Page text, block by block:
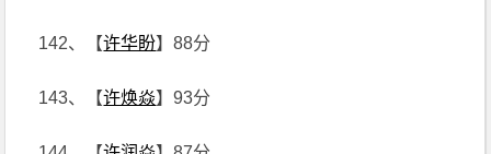
142、【许华盼】88分
143、【许焕焱】93分